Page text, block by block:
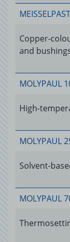
Copper-
and
MOLYPAUL
High-
MOLYPAUL
Solvent-
MOLYPAUL